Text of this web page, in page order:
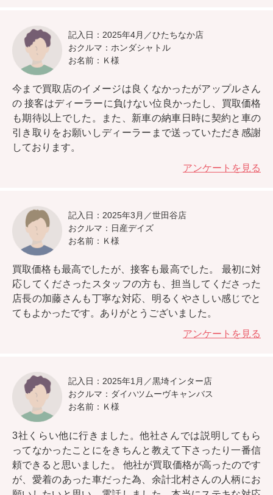
記入日：2025年4月／ひたちなか店
おクルマ：ホンダシャトル
お名前：Ｋ様
今まで買取店のイメージは良くなかったがアップルさん
の接客はディーラーに負けない位良かったし、買取価格
も期待以上 でした。また、新車の納車日時に契約と車の
引き取りをお願いしディーラーまで送っていただき感謝
しております。
アンケートを見る
記入日：2025年3月／世田谷店
おクルマ：日産デイズ
お名前：Ｋ様
買取価格も最高でしたが、接客も最高でした。 最初に対
応してくださったスタッフの方も、担当してくださった
店長の加藤さんも丁寧な対応、明るくやさしい感じでと
てもよかったです。ありがとうございました。
アンケートを見る
記入日：2025年1月／黒埼インター店
おクルマ：ダイハツムーヴキャンバス
お名前：Ｋ様
3社くらい他に行きました。他社さんでは説明してもら
ってなかったことにをきちんと教えて下さったり一番信
頼できると思いました。 他社が買取価格が高ったのです
が、愛着のあった車だった為、余計北村さんの人柄にお